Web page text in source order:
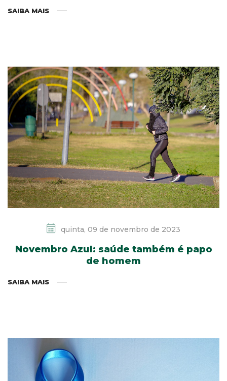
SAIBA MAIS
quinta, 09 de novembro de 2023
Novembro Azul: saúde também é papo
de homem
SAIBA MAIS